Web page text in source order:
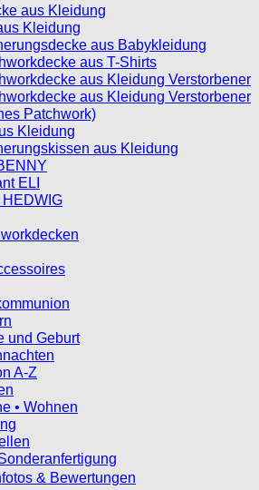
aus Kleidung
Kleidung
aus Babykleidung
aus T-Shirts
aus Kleidung Verstorbener
aus Kleidung Verstorbener
Patchwork)
Kleidung
aus Kleidung
ELI
und Geburt
A-Z
• Wohnen
& Bewertungen